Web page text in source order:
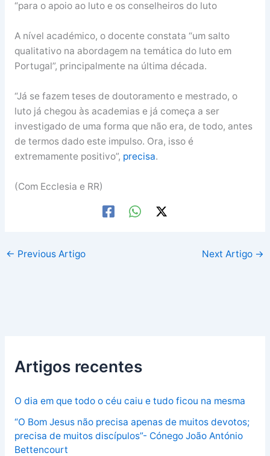
“para o apoio ao luto e os conselheiros do luto
A nível académico, o docente constata “um salto
qualitativo na abordagem na temática do luto em
Portugal”, principalmente na última década.
“Já se fazem teses de doutoramento e mestrado, o
luto já chegou às academias e já começa a ser
investigado de uma forma que não era, de todo, antes
de termos dado este impulso. Ora, isso é
extremamente positivo”, precisa.
(Com Ecclesia e RR)
← Previous Artigo Next Artigo →
Artigos recentes
O dia em que todo o céu caiu e tudo ficou na mesma
“O Bom Jesus não precisa apenas de muitos devotos;
precisa de muitos discípulos”- Cónego João António
Bettencourt